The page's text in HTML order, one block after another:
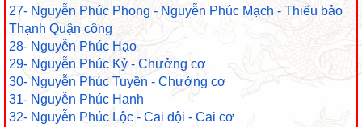
27- Nguyễn Phúc Phong - Nguyễn Phúc Mạch - Thiếu bảo
Thạnh Quận công
28- Nguyễn Phúc Hạo
29- Nguyễn Phúc Kỷ - Chưởng cơ
30- Nguyễn Phúc Tuyền - Chưởng cơ
31- Nguyễn Phúc Hanh
32- Nguyễn Phúc Lộc - Cai đội - Cai cơ